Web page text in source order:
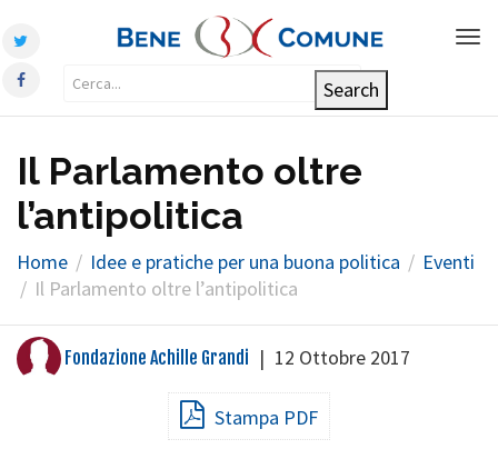
Il Parlamento oltre
l’antipolitica
Home Idee e pratiche per una buona politica
Eventi
Il Parlamento oltre l’antipolitica
Fondazione Achille Grandi | 12 Ottobre 2017
Stampa PDF